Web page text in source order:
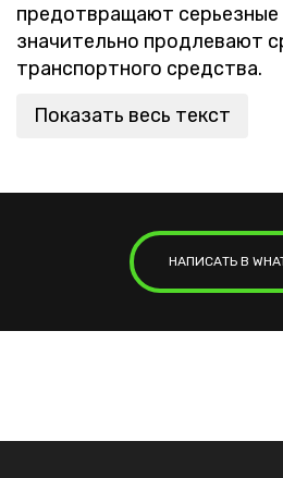
предотвращают серьезные
значительно продлевают
транспортного средства.
Показать весь текст
НАПИСАТЬ В